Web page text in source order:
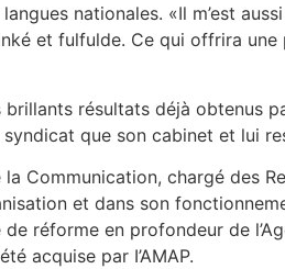
nationales. «Il m’est
et fulfulde. Ce qui offrira
résultats déjà obtenus
syndicat que son cabinet et lui
Communication, chargé des
et dans son
de réforme en profondeur de
acquise par I’AMAP.